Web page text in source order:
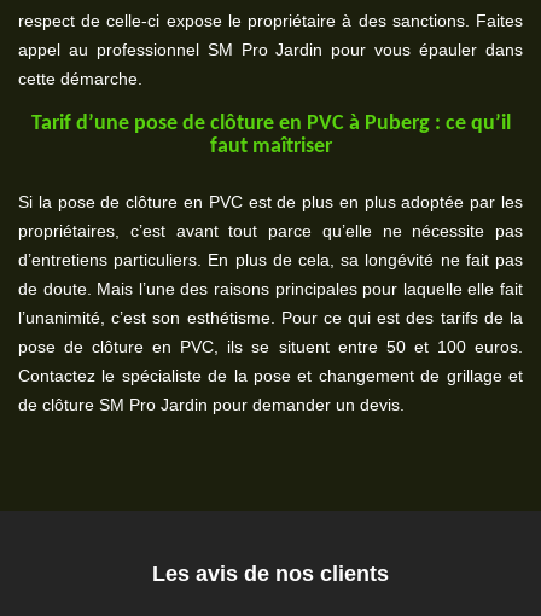
respect de celle-ci expose le propriétaire à des sanctions. Faites
appel au professionnel SM Pro Jardin pour vous épauler dans
cette démarche.
Tarif d’une pose de clôture en PVC à Puberg : ce qu’il
faut maîtriser
Si la pose de clôture en PVC est de plus en plus adoptée par les
propriétaires, c’est avant tout parce qu’elle ne nécessite pas
d’entretiens particuliers. En plus de cela, sa longévité ne fait pas
de doute. Mais l’une des raisons principales pour laquelle elle fait
l’unanimité, c’est son esthétisme. Pour ce qui est des tarifs de la
pose de clôture en PVC, ils se situent entre 50 et 100 euros.
Contactez le spécialiste de la pose et changement de grillage et
de clôture SM Pro Jardin pour demander un devis.
Les avis de nos clients